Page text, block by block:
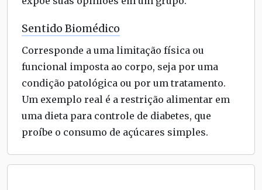
Sentido Biomédico
Corresponde a uma limitação física ou
funcional imposta ao corpo, seja por uma
condição patológica ou por um tratamento.
Um exemplo real é a restrição alimentar em
uma dieta para controle de diabetes, que
proíbe o consumo de açúcares simples.